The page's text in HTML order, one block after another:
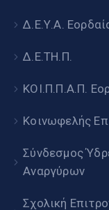
Δ.Ε.Υ.Α.
Δ.Ε.ΤΗ.Π.
ΚΟΙ.Π.Π.Α.Π.
Κοινωφελής
Σύνδεσμος
Αναργύρων
Σχολική